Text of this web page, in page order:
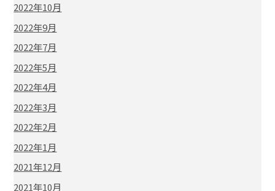
2022年10月
2022年9月
2022年7月
2022年5月
2022年4月
2022年3月
2022年2月
2022年1月
2021年12月
2021年10月